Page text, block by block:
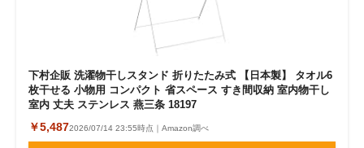
下村企販 洗濯物干しスタンド 折りたたみ式 【日本製】 タオル6
枚干せる 小物用 コンパクト 省スペース すき間収納 室内物干し
室内 丈夫 ステンレス 燕三条 18197
￥5,4872026/07/14 23:55時点｜Amazon調べ